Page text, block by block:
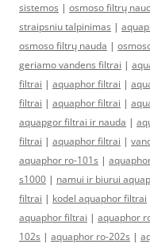
sistemos | osmoso filtrų
straipsniu talpinimas |
osmoso filtrų nauda |
geriamo vandens filtrai |
filtrai | aquaphor filtrai |
filtrai | aquaphor filtrai |
aquapgor filtrai ir nauda |
filtrai | aquaphor filtrai |
aquaphor ro-101s |
s1000 | namui ir biurui
filtrai | kodel aquaphor filtrai
aquaphor filtrai | aquaphor
102s | aquaphor ro-202s |